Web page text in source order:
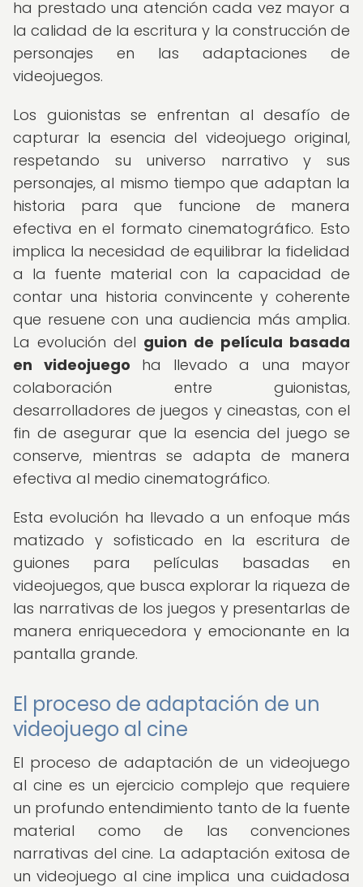
ha prestado una atención cada vez mayor a
la calidad de la escritura y la construcción de
personajes en las adaptaciones de
videojuegos.
Los guionistas se enfrentan al desafío de
capturar la esencia del videojuego original,
respetando su universo narrativo y sus
personajes, al mismo tiempo que adaptan la
historia para que funcione de manera
efectiva en el formato cinematográfico. Esto
implica la necesidad de equilibrar la fidelidad
a la fuente material con la capacidad de
contar una historia convincente y coherente
que resuene con una audiencia más amplia.
La evolución del guion de película basada
en videojuego ha llevado a una mayor
colaboración entre guionistas,
desarrolladores de juegos y cineastas, con el
fin de asegurar que la esencia del juego se
conserve, mientras se adapta de manera
efectiva al medio cinematográfico.
Esta evolución ha llevado a un enfoque más
matizado y sofisticado en la escritura de
guiones para películas basadas en
videojuegos, que busca explorar la riqueza de
las narrativas de los juegos y presentarlas de
manera enriquecedora y emocionante en la
pantalla grande.
El proceso de adaptación de un
videojuego al cine
El proceso de adaptación de un videojuego
al cine es un ejercicio complejo que requiere
un profundo entendimiento tanto de la fuente
material como de las convenciones
narrativas del cine. La adaptación exitosa de
un videojuego al cine implica una cuidadosa